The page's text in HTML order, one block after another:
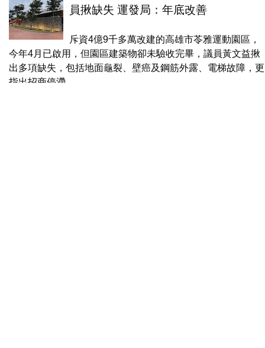
員揪缺失 運發局：年底改善
斥資4億9千多萬改建的高雄市苓雅運動園區，
今年4月已啟用，但園區建築物卻未驗收完畢，議員黃文益揪
出多項缺失，包括地面龜裂、壁癌及鋼筋外露、電梯故障，更
指出招商停滯，...